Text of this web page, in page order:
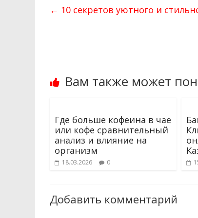
← 10 секретов уютного и
Вам также может
Где больше кофеина в чае
или кофе сравнительный
анализ и влияние на
организм
18.03.2026 0
Добавить комментарий